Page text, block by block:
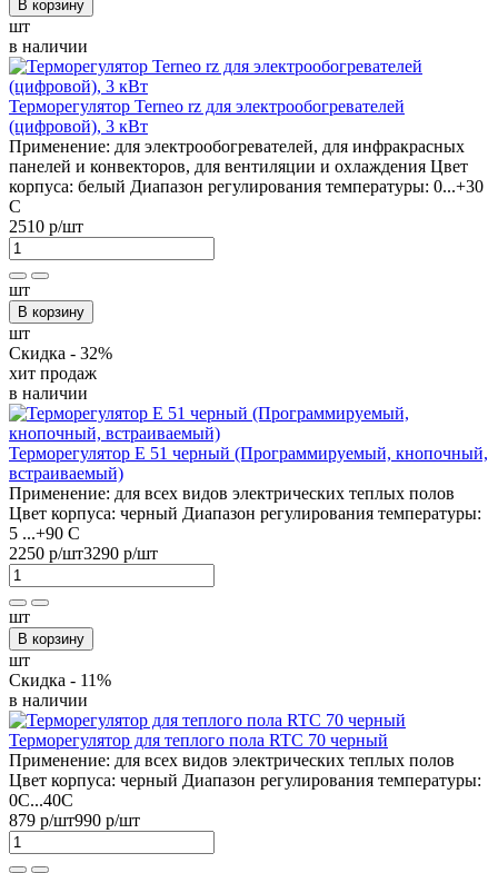
В корзину
шт
в наличии
Терморегулятор Terneo rz для электрообогревателей
(цифровой), 3 кВт
Применение: для электрообогревателей, для инфракрасных
панелей и конвекторов, для вентиляции и охлаждения Цвет
корпуса: белый Диапазон регулирования температуры: 0...+30
С
2510 р/шт
шт
В корзину
шт
Скидка - 32%
хит продаж
в наличии
Терморегулятор E 51 черный (Программируемый, кнопочный,
встраиваемый)
Применение: для всех видов электрических теплых полов
Цвет корпуса: черный Диапазон регулирования температуры:
5 ...+90 С
2250 р/шт3290 р/шт
шт
В корзину
шт
Скидка - 11%
в наличии
Терморегулятор для теплого пола RTC 70 черный
Применение: для всех видов электрических теплых полов
Цвет корпуса: черный Диапазон регулирования температуры:
0С...40С
879 р/шт990 р/шт